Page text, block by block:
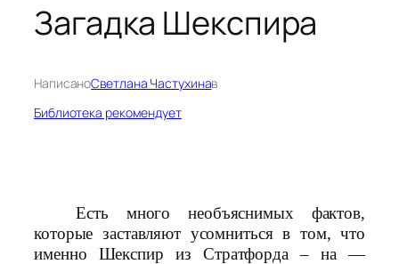
Загадка Шекспира
НаписаноСветлана Частухинав
Библиотека рекомендует
Есть много необъяснимых фактов,
которые заставляют усомниться в том, что
именно Шекспир из Стратфорда – на —